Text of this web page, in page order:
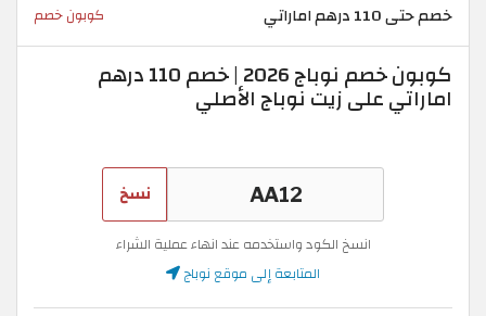
خصم حتى 110 درهم اماراتي كوبون خصم
كوبون خصم نوباج 2026 | خصم 110 درهم
اماراتي على زيت نوباج الأصلي
نسخ
انسخ الكود واستخدمه عند انهاء عملية الشراء
المتابعة إلى موقع نوباج